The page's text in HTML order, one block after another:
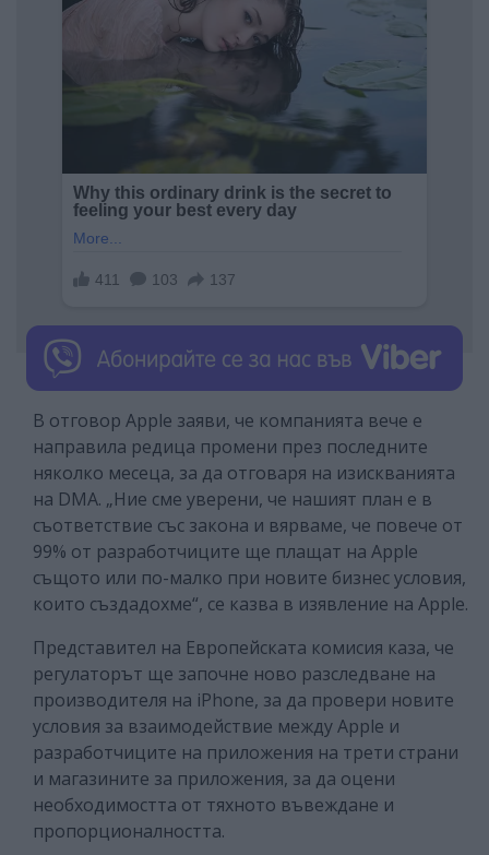
В отговор Apple заяви, че компанията вече е
направила редица промени през последните
няколко месеца, за да отговаря на изискванията
на DMA. „Ние сме уверени, че нашият план е в
съответствие със закона и вярваме, че повече от
99% от разработчиците ще плащат на Apple
същото или по-малко при новите бизнес условия,
които създадохме“, се казва в изявление на Apple.
Представител на Европейската комисия каза, че
регулаторът ще започне ново разследване на
производителя на iPhone, за да провери новите
условия за взаимодействие между Apple и
разработчиците на приложения на трети страни
и магазините за приложения, за да оцени
необходимостта от тяхното въвеждане и
пропорционалността.